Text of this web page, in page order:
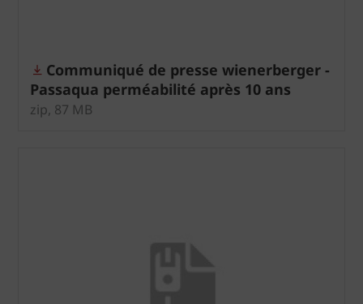
Communiqué de presse wienerberger -
Passaqua perméabilité après 10 ans
zip, 87 MB